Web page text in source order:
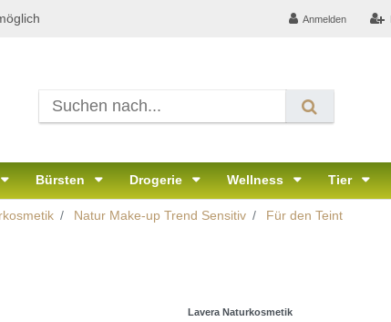
Anmelden
Bürsten Drogerie Wellness Tier
Natur Make-up Trend Sensitiv
Für den Teint
Lavera Naturkosmetik